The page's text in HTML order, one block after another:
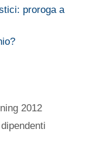
proroga a
2012